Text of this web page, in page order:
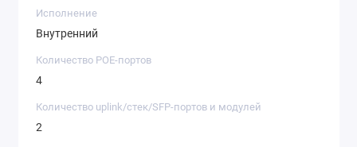
Исполнение
Внутренний
Количество POE-портов
4
Количество uplink/стек/SFP-портов и модулей
2